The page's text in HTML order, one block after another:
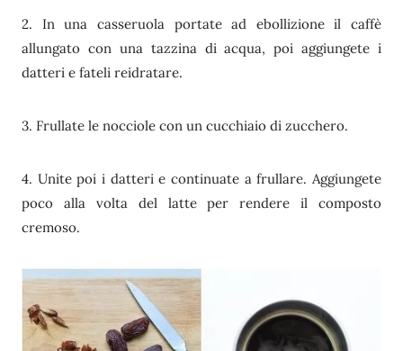
2. In una casseruola portate ad ebollizione il caffè
allungato con una tazzina di acqua, poi aggiungete i
datteri e fateli reidratare.
3. Frullate le nocciole con un cucchiaio di zucchero.
4. Unite poi i datteri e continuate a frullare. Aggiungete
poco alla volta del latte per rendere il composto
cremoso.